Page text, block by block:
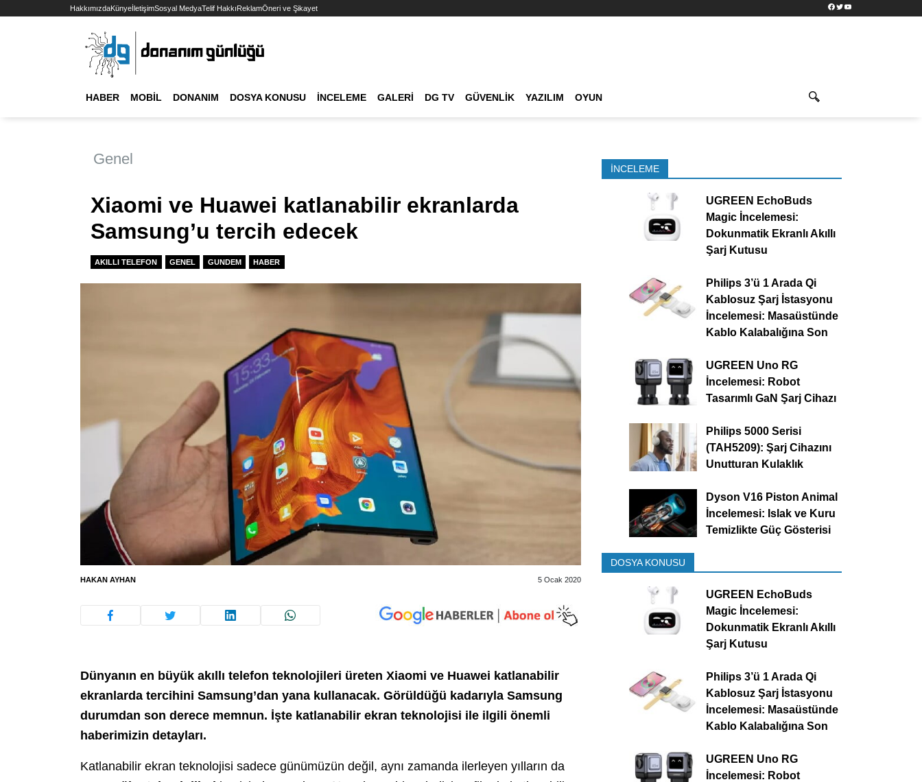
HakkımızdaKünyeİletişimSosyal MedyaTelif HakkıReklamÖneri ve Şikayet Facebook
TwitterYouTube
HABER MOBIL DONANIM DOSYA KONUSU İNCELEME GALERI DG TV GÜVENLIK YAZILIM OYUN
Genel
Xiaomi ve Huawei katlanabilir ekranlarda
Samsung’u tercih edecek
AKILLI TELEFON GENEL GUNDEM HABER
HAKAN AYHAN 5 Ocak 2020
Dünyanın en büyük akıllı telefon teknolojileri üreten Xiaomi ve Huawei katlanabilir
ekranlarda tercihini Samsung’dan yana kullanacak. Görüldüğü kadarıyla Samsung
durumdan son derece memnun. İşte katlanabilir ekran teknolojisi ile ilgili önemli
haberimizin detayları.
Katlanabilir ekran teknolojisi sadece günümüzün değil, aynı zamanda ilerleyen yılların da
İNCELEME
UGREEN EchoBuds
Magic İncelemesi:
Dokunmatik Ekranlı Akıllı
Şarj Kutusu
Philips 3’ü 1 Arada Qi
Kablosuz Şarj İstasyonu
İncelemesi: Masaüstünde
Kablo Kalabalığına Son
UGREEN Uno RG
İncelemesi: Robot
Tasarımlı GaN Şarj Cihazı
Philips 5000 Serisi
(TAH5209): Şarj Cihazını
Unutturan Kulaklık
Dyson V16 Piston Animal
İncelemesi: Islak ve Kuru
Temizlikte Güç Gösterisi
DOSYA KONUSU
UGREEN EchoBuds
Magic İncelemesi:
Dokunmatik Ekranlı Akıllı
Şarj Kutusu
Philips 3’ü 1 Arada Qi
Kablosuz Şarj İstasyonu
İncelemesi: Masaüstünde
Kablo Kalabalığına Son
UGREEN Uno RG
İncelemesi: Robot